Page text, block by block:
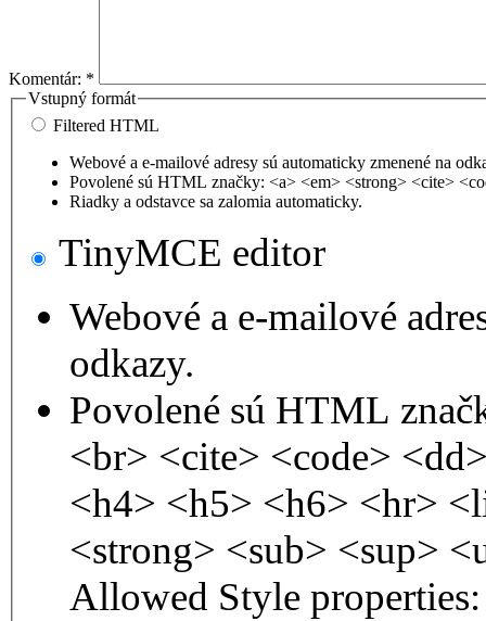
Komentár: *
Vstupný formát
Filtered HTML
Webové a e-mailové adresy sú automaticky zmenené na
Povolené sú HTML značky: <a> <em> <strong> <cite>
Riadky a odstavce sa zalomia automaticky.
TinyMCE editor
Webové a e-mailové
odkazy.
Povolené sú HTML
<br> <cite> <code>
<h4> <h5> <h6> <hr>
<strong> <sub> <sup>
Allowed Style